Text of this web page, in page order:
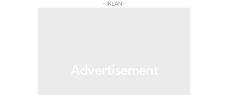
- IKLAN -